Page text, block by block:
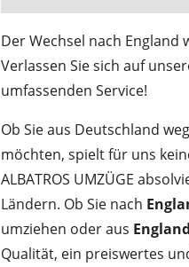
Der Wechsel nach
Verlassen Sie sich auf
umfassenden Service!
Ob Sie aus Deutschland
möchten, spielt für uns
ALBATROS UMZÜGE
Ländern. Ob Sie nach
umziehen oder aus England
Qualität, ein preiswertes